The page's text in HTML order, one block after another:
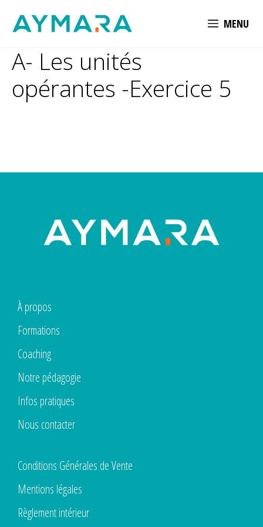
MENU
A- Les unités
opérantes -Exercice 5
À propos
Formations
Coaching
Notre pédagogie
Infos pratiques
Nous contacter
Conditions Générales de Vente
Mentions légales
Règlement intérieur